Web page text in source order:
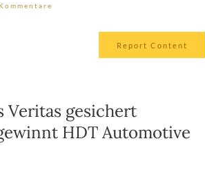
Report Content
Veritas gesichert
HDT Automotive